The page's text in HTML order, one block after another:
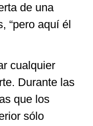
de una
“pero aquí él
cualquier
Durante las
que los
sólo